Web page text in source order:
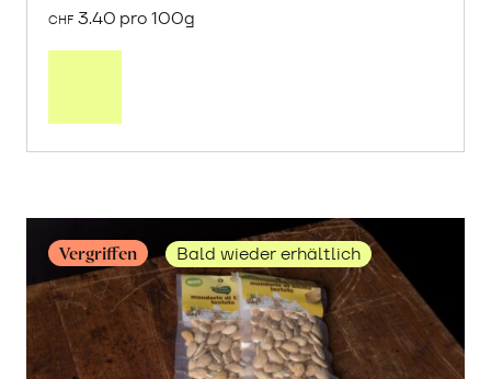
CHF 3.40 pro 100g
«Timilia»
Vergriffen Bald wieder erhältlich